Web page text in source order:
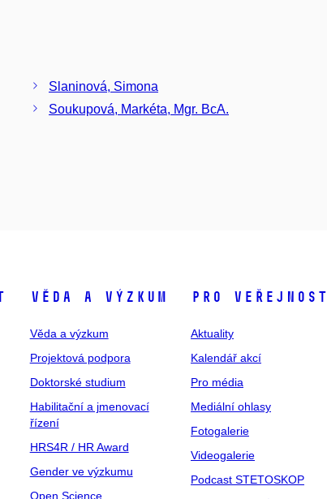
Slaninová, Simona
Soukupová, Markéta, Mgr. BcA.
Věda a výzkum
Věda a výzkum
Projektová podpora
Doktorské studium
Habilitační a jmenovací
řízení
HRS4R / HR Award
Gender ve výzkumu
Open Science
Pro veřejnost
Aktuality
Kalendář akcí
Pro média
Mediální ohlasy
Fotogalerie
Videogalerie
Podcast STETOSKOP